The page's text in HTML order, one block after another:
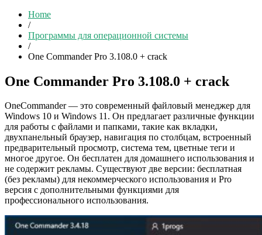
Home
/
Программы для операционной системы
/
One Commander Pro 3.108.0 + crack
One Commander Pro 3.108.0 + crack
OneCommander — это современный файловый менеджер для
Windows 10 и Windows 11. Он предлагает различные функции
для работы с файлами и папками, такие как вкладки,
двухпанельный браузер, навигация по столбцам, встроенный
предварительный просмотр, система тем, цветные теги и
многое другое. Он бесплатен для домашнего использования и
не содержит рекламы. Существуют две версии: бесплатная
(без рекламы) для некоммерческого использования и Pro
версия с дополнительными функциями для
профессионального использования.